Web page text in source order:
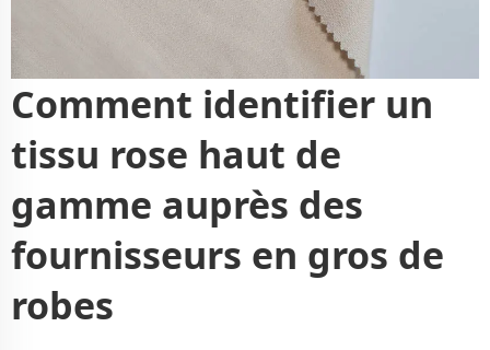
Comment identifier un
tissu rose haut de
gamme auprès des
fournisseurs en gros de
robes